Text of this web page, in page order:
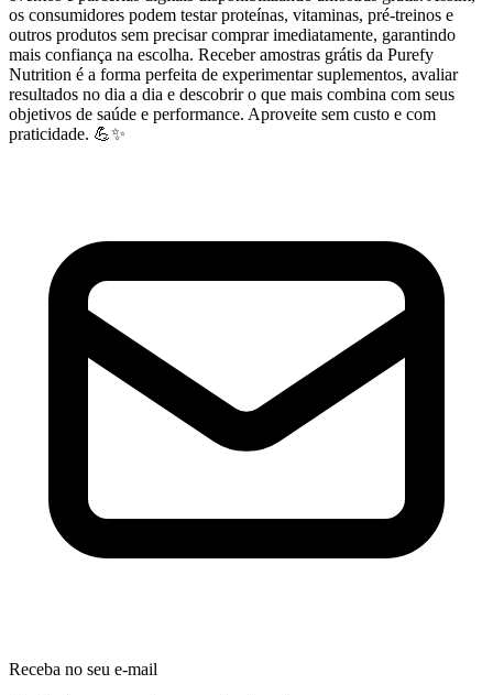
os consumidores podem testar proteínas, vitaminas, pré-treinos e
outros produtos sem precisar comprar imediatamente, garantindo
mais confiança na escolha. Receber amostras grátis da Purefy
Nutrition é a forma perfeita de experimentar suplementos, avaliar
resultados no dia a dia e descobrir o que mais combina com seus
objetivos de saúde e performance. Aproveite sem custo e com
praticidade. 💪✨
Receba no seu e-mail